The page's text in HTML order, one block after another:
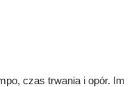
czas trwania i opór. Im